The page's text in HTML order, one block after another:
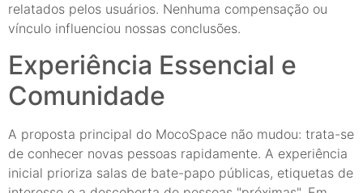
relatados pelos usuários. Nenhuma compensação ou
vínculo influenciou nossas conclusões.
Experiência Essencial e
Comunidade
A proposta principal do MocoSpace não mudou: trata-se
de conhecer novas pessoas rapidamente. A experiência
inicial prioriza salas de bate-papo públicas, etiquetas de